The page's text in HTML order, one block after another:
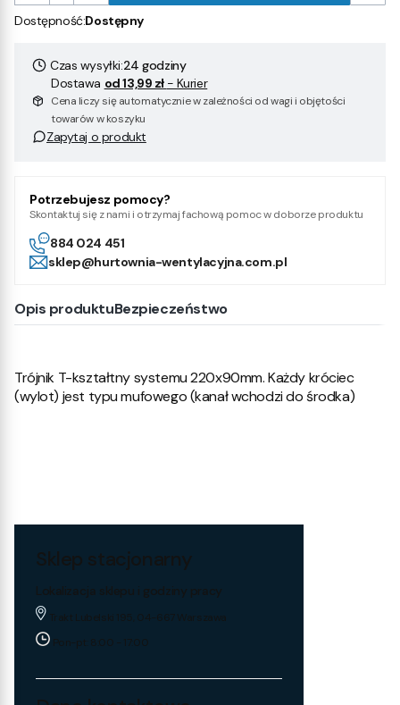
Dostępność:Dostępny
Czas wysyłki:24 godziny
Dostawa od 13,99 zł - Kurier
Cena liczy się automatycznie w zależności od wagi i objętości
towarów w koszyku
Zapytaj o produkt
Potrzebujesz pomocy?
Skontaktuj się z nami i otrzymaj fachową pomoc w doborze produktu
884 024 451
sklep@hurtownia-wentylacyjna.com.pl
Opis produktuBezpieczeństwo
Trójnik T-kształtny systemu 220x90mm. Każdy króciec
(wylot) jest typu mufowego (kanał wchodzi do środka)
Sklep stacjonarny
Lokalizacja sklepu i godziny pracy
Trakt Lubelski 195, 04-667 Warszawa
Pon-pt: 8:00 - 17:00